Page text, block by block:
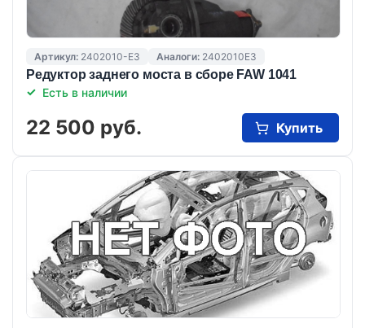
Артикул: 2402010-E3 Аналоги: 2402010E3
Редуктор заднего моста в сборе FAW 1041
Есть в наличии
22 500 руб. Купить